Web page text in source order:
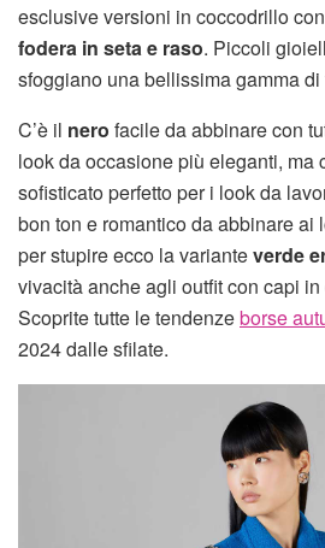
esclusive versioni in coccodrillo
fodera in seta e raso. Piccoli
sfoggiano una bellissima gamma
C’è il nero facile da abbinare con
look da occasione più eleganti, ma
sofisticato perfetto per i look da
bon ton e romantico da abbinare ai
per stupire ecco la varianteverde
vivacità anche agli outfit con capi
Scoprite tutte le tendenzeborse
2024 dalle sfilate.